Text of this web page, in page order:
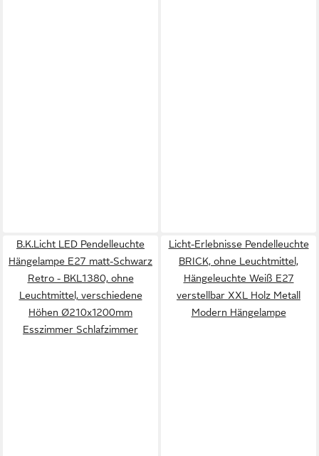
B.K.Licht LED Pendelleuchte
Hängelampe E27 matt-Schwarz
Retro - BKL1380, ohne
Leuchtmittel, verschiedene
Höhen Ø210x1200mm
Esszimmer Schlafzimmer
Licht-Erlebnisse Pendelleuchte
BRICK, ohne Leuchtmittel,
Hängeleuchte Weiß E27
verstellbar XXL Holz Metall
Modern Hängelampe